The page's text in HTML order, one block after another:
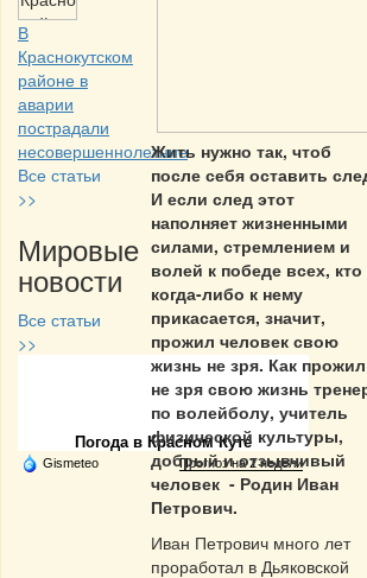
В
Краснокутском
районе в
аварии
пострадали
несовершеннолетние
Все статьи
>>
Мировые
новости
Все статьи
>>
Частная реклама
Погода в Красном Куте
Gismeteo Прогноз на 2 недели
Жить нужно так, чтоб
после себя оставить
И если след этот
наполняет жизненными
силами, стремлением и
волей к победе всех, кто
когда-либо к нему
прикасается, значит,
прожил человек свою
жизнь не зря. Как прожил
не зря свою жизнь
по волейболу, учитель
физической культуры,
добрый и отзывчивый
человек - Родин Иван
Петрович.
Иван Петрович много лет
проработал в Дьяковской